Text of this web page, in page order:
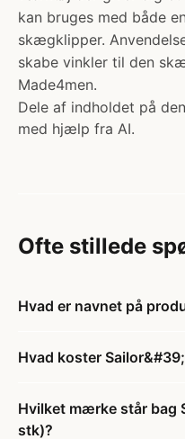
kan bruges med både
skægklipper.
skabe vinkler til den
Made4men.
Dele af indholdet på
med hjælp fra AI.
Ofte stillede
Hvad er navnet på
Hvad koster
Hvilket mærke står bag
stk)?